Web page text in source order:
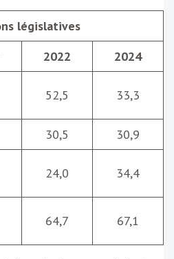
législatives
2022
2024
52,5 33,3
30,5
30,9
24,0 34,4
64,7 67,1